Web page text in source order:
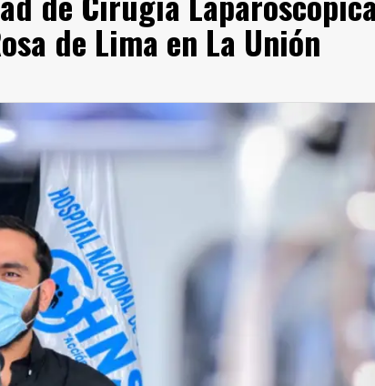
de Lima en La Unión